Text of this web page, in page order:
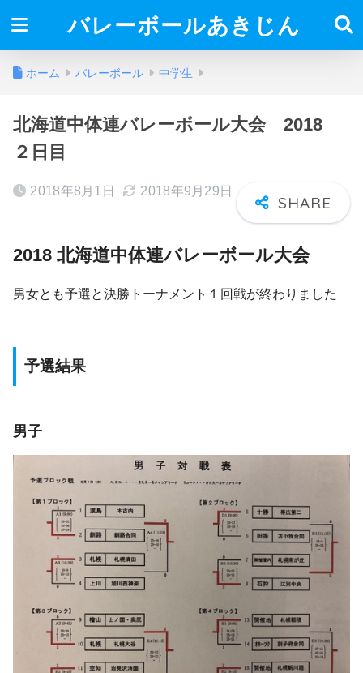
バレーボールあきじん
ホーム バレーボール 中学生
北海道中体連バレーボール大会 2018
２日目
2018年8月1日 2018年9月29日
2018 北海道中体連バレーボール大会
男女とも予選と決勝トーナメント１回戦が終わりました
予選結果
男子